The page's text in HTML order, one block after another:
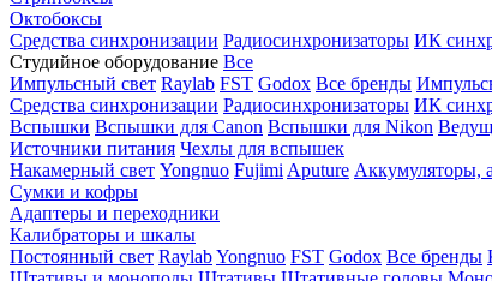
Октобоксы
Средства синхронизации Радиосинхронизаторы ИК
Студийное оборудование Все
Импульсный свет Raylab FST Godox Все бренды
Средства синхронизации Радиосинхронизаторы ИК
Вспышки Вспышки для Canon Вспышки для Nikon
Источники питания Чехлы для вспышек
Накамерный свет Yongnuo Fujimi Aputure Аккумуляторы,
Сумки и кофры
Адаптеры и переходники
Калибраторы и шкалы
Постоянный свет RaylabYongnuo FST Godox Все бренды